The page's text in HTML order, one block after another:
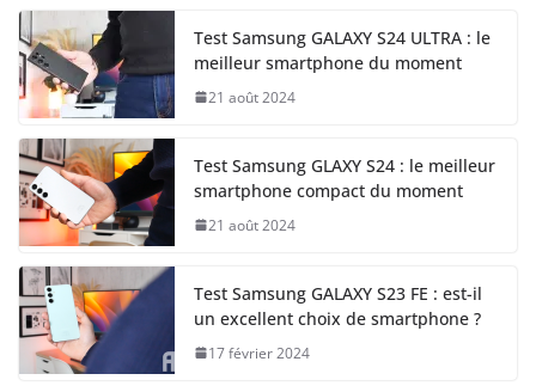
Test Samsung GALAXY S24 ULTRA : le
meilleur smartphone du moment
21 août 2024
Test Samsung GLAXY S24 : le meilleur
smartphone compact du moment
21 août 2024
Test Samsung GALAXY S23 FE : est-il
un excellent choix de smartphone ?
17 février 2024